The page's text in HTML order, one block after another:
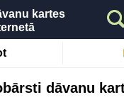
kartes
dāvanu